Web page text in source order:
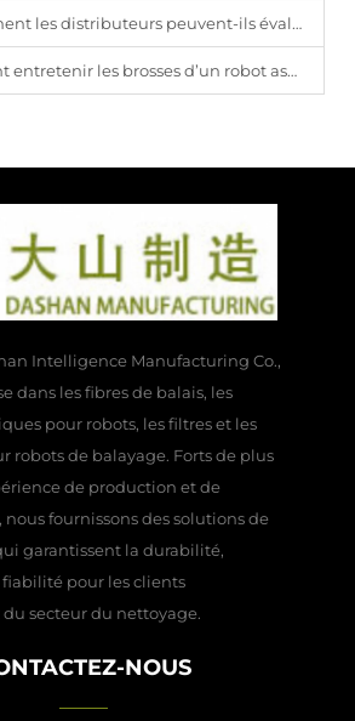
peuvent-ils évaluer les brosses pour aspirateurs robots avant de passer commande ?
brosses d’un robot aspirateur afin d’en assurer une durabilité prolongée ?
Intelligence Manufacturing Co.,
dans les fibres de balais, les
pour robots, les filtres et les
robots de balayage. Forts de plus
de production et de
fournissons des solutions de
garantissent la durabilité,
pour les clients
secteur du nettoyage.
NOUS